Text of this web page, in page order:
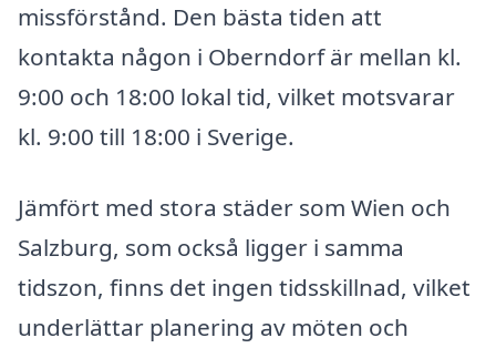
missförstånd. Den bästa tiden att
kontakta någon i Oberndorf är mellan kl.
9:00 och 18:00 lokal tid, vilket motsvarar
kl. 9:00 till 18:00 i Sverige.
Jämfört med stora städer som Wien och
Salzburg, som också ligger i samma
tidszon, finns det ingen tidsskillnad, vilket
underlättar planering av möten och